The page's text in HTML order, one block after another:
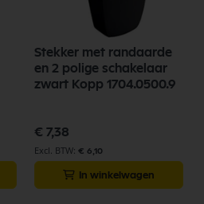
Stekker met randaarde
en 2 polige schakelaar
zwart Kopp 1704.0500.9
€ 7,38
€ 6,10
In winkelwagen